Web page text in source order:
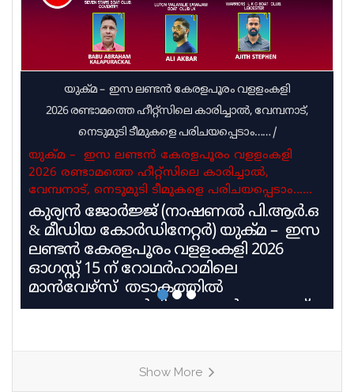
യുക്മ – ഇസ ലണ്ടൻ കേരളപൂരം വളളംകളി
2026 രണ്ടാമത്തെ ഹീറ്റ്സിലെ കാരിച്ചാൽ, വേമ്പനാട്,
നെടുമുടി ടീമുകളെ പരിചയപ്പെടാം……/
യുക്മ – ഇസ ലണ്ടൻ കേരളപൂരം വളളംകളി
2026 രണ്ടാമത്തെ ഹീറ്റ്സിലെ കാരിച്ചാൽ,
വേമ്പനാട്, നെടുമുടി ടീമുകളെ പരിചയപ്പെടാം……
കുര്യൻ ജോർജ്ജ് (നാഷണൽ പി.ആർ.ഒ
& മീഡിയ കോർഡിനേറ്റർ) യുക്മ – ഇസ
ലണ്ടൻ കേരളപൂരം വളളംകളി 2026
ഓഗസ്റ്റ് 15 ന് റോഥർഹാമിലെ
മാൻവേഴ്സ് തടാകത്തിൽ
അരങ്ങേറുവാൻ ദിവസങ്ങൾ അടുത്ത്
രണ്ടാമത്തെ ഹീറ്റ്സിൽ മത്സരിക്കുന്ന
Show More